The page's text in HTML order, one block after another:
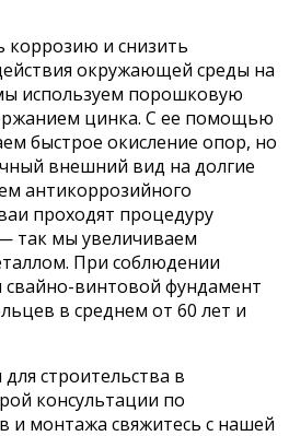
коррозию и снизить
окружающей среды на
используем порошковую
цинка. С ее помощью
быстрое окисление опор, но
внешний вид на долгие
антикоррозийного
проходят процедуру
так мы увеличиваем
При соблюдении
свайно-винтовой фундамент
в среднем от 60 лет и
строительства в
консультации по
и монтажа свяжитесь с нашей